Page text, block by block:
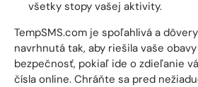
všetky stopy vašej aktivity.
TempSMS.com je spoľahlivá a
navrhnutá tak, aby riešila vaše
bezpečnosť, pokiaľ ide o zdieľanie
čísla online. Chráňte sa pred